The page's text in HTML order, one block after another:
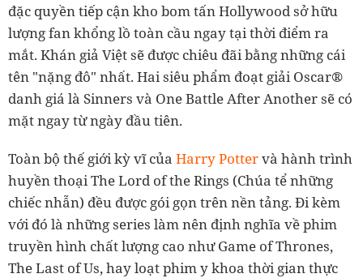
đặc quyền tiếp cận kho bom tấn Hollywood sở hữu
lượng fan khổng lồ toàn cầu ngay tại thời điểm ra
mắt. Khán giả Việt sẽ được chiêu đãi bằng những cái
tên "nặng đô" nhất. Hai siêu phẩm đoạt giải Oscar®
danh giá là Sinners và One Battle After Another sẽ có
mặt ngay từ ngày đầu tiên.
Toàn bộ thế giới kỳ vĩ của Harry Pottervà hành trình
huyền thoại The Lord of the Rings (Chúa tể những
chiếc nhẫn) đều được gói gọn trên nền tảng. Đi kèm
với đó là những series làm nên định nghĩa về phim
truyền hình chất lượng cao như Game of Thrones,
The Last of Us, hay loạt phim y khoa thời gian thực